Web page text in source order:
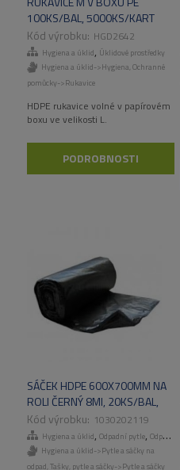
100KS/BAL, 5000KS/KART
HGD2642
Hygiena a úklid, Úklidové prostředky
Hygiena a úklid->Hygiena, Ochranné
pomůcky->Rukavice
HDPE rukavice volné v papírovém
boxu ve velikosti L.
PODROBNOSTI
SÁČEK HDPE 600X700MM NA
ROLI ČERNÝ 8MI, 20KS/BAL,
50BAL/KART 1030202119
Hygiena a úklid, Odpadní pytle, Odpadní pytle
Hygiena a úklid->Pytle a sáčky na
odpad Tašky, pytle a sáčky->Pytle a sáčky